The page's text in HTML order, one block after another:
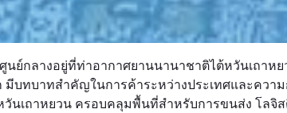
ย์กลางอยู่ที่ท่าอากาศยานนานาชาติไต้หวันเถาห
บทบาทสำคัญในการค้าระหว่างประเทศและควา
นเถาหยวน ครอบคลุมพื้นที่สำหรับการขนส่ง โลจิ